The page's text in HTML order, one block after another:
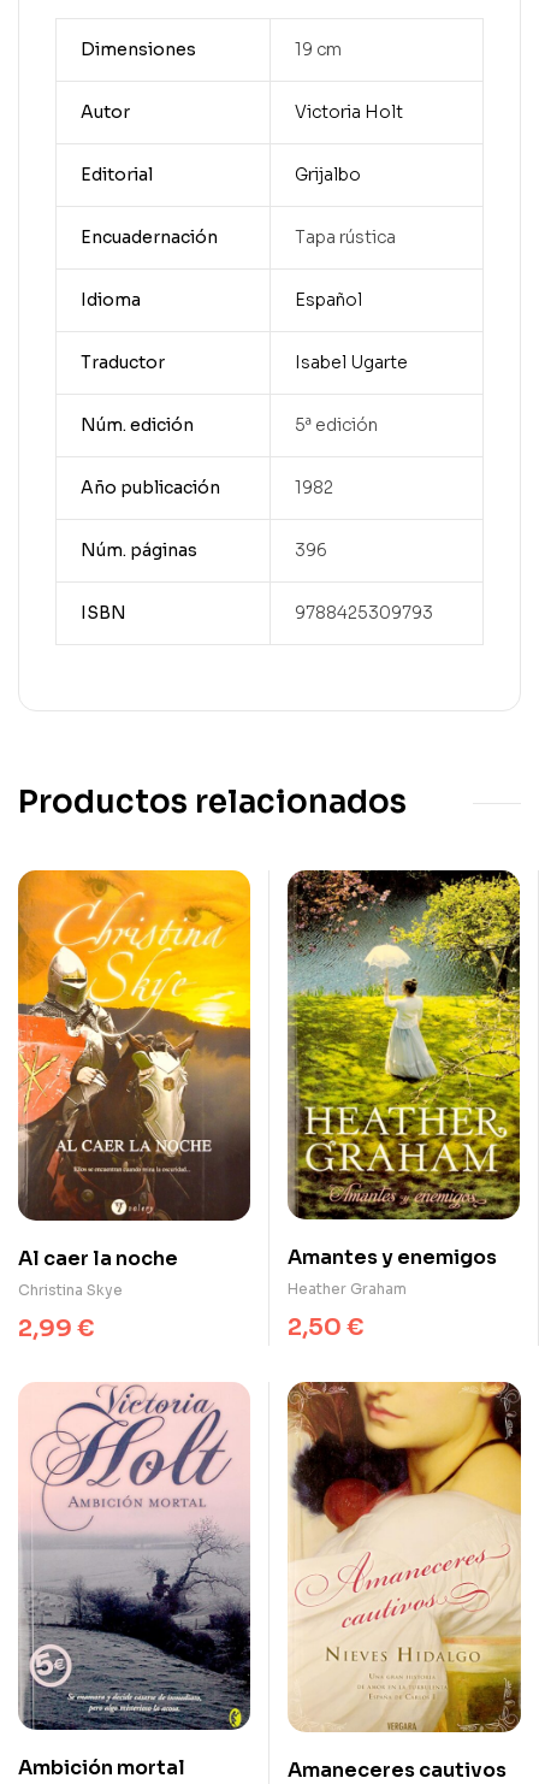
Dimensiones 19 cm
Autor Victoria Holt
Editorial Grijalbo
Encuadernación Tapa rústica
Idioma Español
Traductor Isabel Ugarte
Núm. edición 5ª edición
Año publicación 1982
Núm. páginas 396
ISBN 9788425309793
Productos relacionados
Al caer la noche
Christina Skye
2,99 €
Amantes y enemigos
Heather Graham
2,50 €
Ambición mortal Amaneceres cautivos